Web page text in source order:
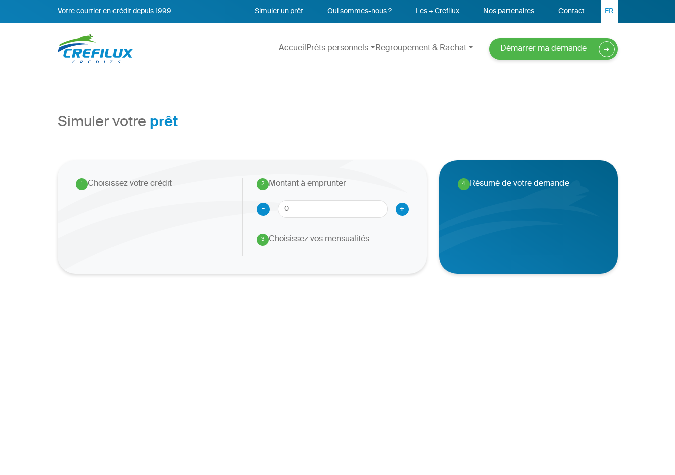
Votre courtier en crédit depuis 1999 Simuler un prêt Qui sommes-nous ? Les + Crefilux Nos partenaires Contact FR
AccueilPrêts personnels Regroupement & Rachat Démarrer ma demande
Simuler votreprêt
1. Choisissez votre crédit 2
.
Montant à emprunter
-
+
3
. Choisissez vos mensualités
4
. Résumé de votre demande